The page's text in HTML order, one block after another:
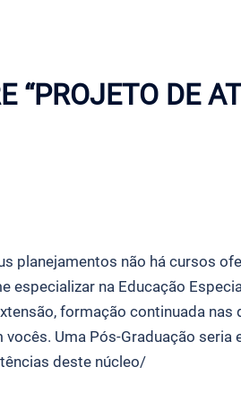
“PROJETO DE
planejamentos não há cursos
especializar na Educação
formação continuada nas
Uma Pós-Graduação seria
deste núcleo/